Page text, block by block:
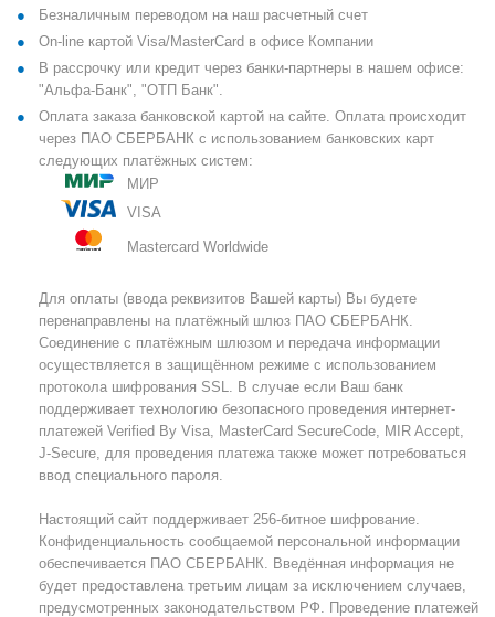
Безналичным переводом на наш расчетный счет
On-line картой Visa/MasterCard в офисе Компании
В рассрочку или кредит через банки-партнеры в нашем офисе:
"Альфа-Банк", "ОТП Банк".
Оплата заказа банковской картой на сайте. Оплата происходит
через ПАО СБЕРБАНК с использованием банковских карт
следующих платёжных систем:
МИР
VISA
Mastercard Worldwide
Для оплаты (ввода реквизитов Вашей карты) Вы будете
перенаправлены на платёжный шлюз ПАО СБЕРБАНК.
Соединение с платёжным шлюзом и передача информации
осуществляется в защищённом режиме с использованием
протокола шифрования SSL. В случае если Ваш банк
поддерживает технологию безопасного проведения интернет-
платежей Verified By Visa, MasterCard SecureCode, MIR Accept,
J-Secure, для проведения платежа также может потребоваться
ввод специального пароля.
Настоящий сайт поддерживает 256-битное шифрование.
Конфиденциальность сообщаемой персональной информации
обеспечивается ПАО СБЕРБАНК. Введённая информация не
будет предоставлена третьим лицам за исключением случаев,
предусмотренных законодательством РФ. Проведение платежей